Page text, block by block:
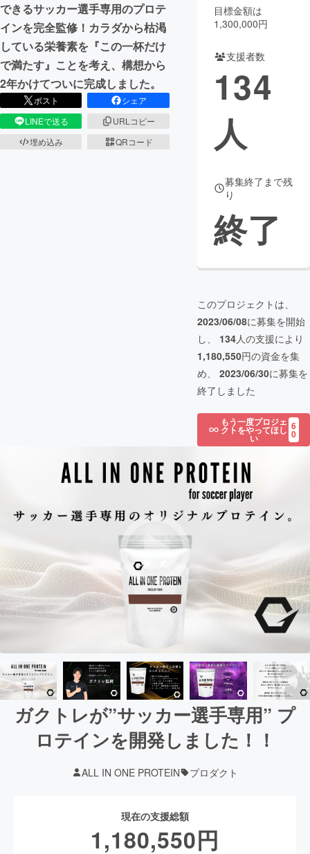
CAMPFIRE for Social Good
CAMPFIRE Creation
CAMPFIREふるさと納税machi-ya コミュニティ
できるサッカー選手専用のプロテ
インを完全監修！カラダから枯渇
している栄養素を『この一杯だけ
で満たす』ことを考え、構想から
2年かけてついに完成しました。
ポスト
シェア
LINEで送る
URLコピー
埋め込み
QRコード
目標金額は
1,300,000円
支援者数
134
人
募集終了まで残
り
終了
このプロジェクトは、
2023/06/08に募集を開始
し、 134人の支援により
1,180,550円の資金を集
め、 2023/06/30に募集を
終了しました
もう一度プロジェ
クトをやってほし
い
6
0
ガクトレが”サッカー選手専用” プ
ロテインを開発しました！！
ALL IN ONE PROTEIN プロダクト
現在の支援総額
1,180,550円